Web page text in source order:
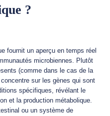
?
fournit un aperçu en temps réel
microbiennes. Plutôt
(comme dans le cas de la
sur les gènes qui sont
spécifiques, révélant le
et la production métabolique.
ou un système de